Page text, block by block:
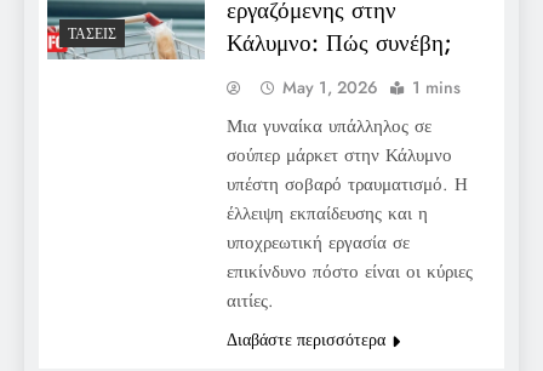
ΤΆΣΕΙΣ
εργαζόμενης στην
Κάλυμνο: Πώς συνέβη;
May 1, 2026 1 mins
Μια γυναίκα υπάλληλος σε
σούπερ μάρκετ στην Κάλυμνο
υπέστη σοβαρό τραυματισμό. Η
έλλειψη εκπαίδευσης και η
υποχρεωτική εργασία σε
επικίνδυνο πόστο είναι οι κύριες
αιτίες.
Διαβάστε περισσότερα